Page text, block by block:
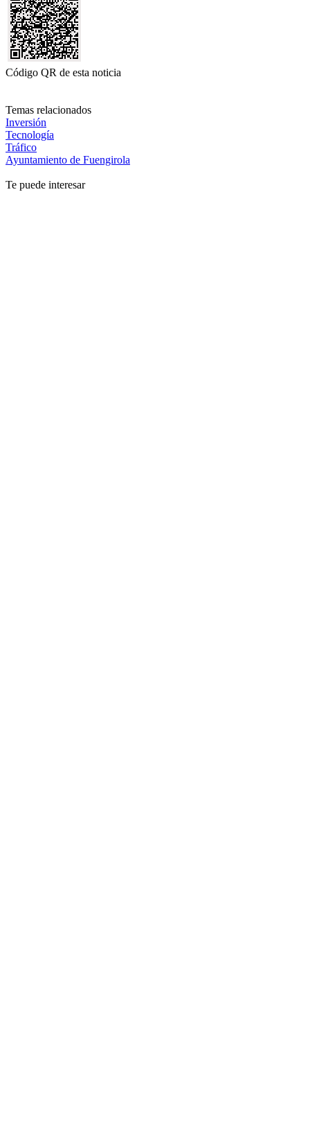
Código QR de esta noticia
Temas relacionados
Inversión
Tecnología
Tráfico
Ayuntamiento de Fuengirola
Te puede interesar